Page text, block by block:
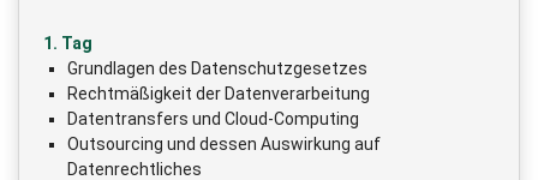
1. Tag
Grundlagen des Datenschutzgesetzes
Rechtmäßigkeit der Datenverarbeitung
Datentransfers und Cloud-Computing
Outsourcing und dessen Auswirkung auf
Datenrechtliches